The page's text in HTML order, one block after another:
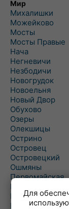
Мир
Михалишки
Можейково
Мосты
Мосты Правые
Нача
Негневичи
Незбодичи
Новогрудок
Новоельня
Новый Двор
Обухово
Озеры
Олекшицы
Острино
Островец
Островецкий
Ошмяны
Первомайская
Первомайский
Пески
Петревичи
Для